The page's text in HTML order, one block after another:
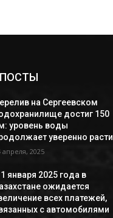
на Сергеевском
достиг 150
уровень воды
уверенно расти
апреля, 2025
января 2025 года в
ожидается
всех платежей,
с автомобилями